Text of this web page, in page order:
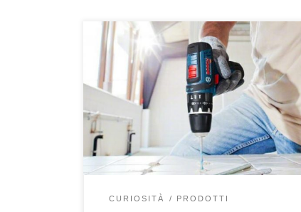
Scopriamo come è nato il trapano che
usiamo ai giorni nostri!
CURIOSITÀ PRODOTTI